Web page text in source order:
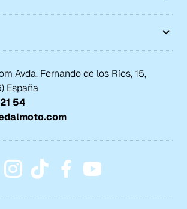
Avda. Fernando de los Ríos, 15,
España
54